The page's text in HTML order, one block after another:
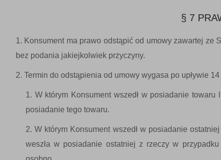
§ 7
Konsument ma prawo odstąpić od umowy zawartej
bez podania jakiejkolwiek przyczyny.
Termin do odstąpienia od umowy wygasa po upływie
W którym Konsument wszedł w posiadanie
posiadanie tego towaru.
W którym Konsument wszedł w posiadanie
weszła w posiadanie ostatniej z rzeczy w